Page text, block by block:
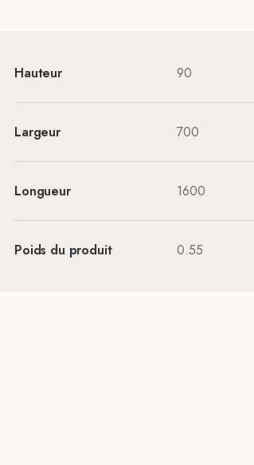
Hauteur 90
Largeur 700
Longueur 1600
Poids du produit 0.55